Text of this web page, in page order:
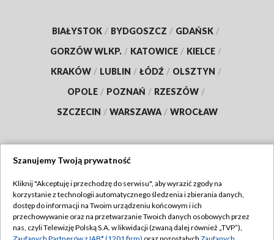
BIAŁYSTOK / BYDGOSZCZ / GDAŃSK /
GORZÓW WLKP. / KATOWICE / KIELCE /
KRAKÓW / LUBLIN / ŁÓDŹ / OLSZTYN /
OPOLE / POZNAŃ / RZESZÓW /
SZCZECIN / WARSZAWA / WROCŁAW
TVP
Abonament TVP
Emisja w TVP
Regulamin TVP
Szanujemy Twoją prywatność
Kliknij "Akceptuję i przechodzę do serwisu", aby wyrazić zgody na
korzystanie z technologii automatycznego śledzenia i zbierania danych,
dostęp do informacji na Twoim urządzeniu końcowym i ich
przechowywanie oraz na przetwarzanie Twoich danych osobowych przez
nas, czyli Telewizję Polską S.A. w likwidacji (zwaną dalej również „TVP”),